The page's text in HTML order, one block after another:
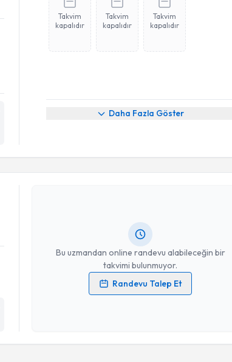
Takvim
kapalıdır
Takvim
kapalıdır
Takvim
kapalıdır
Daha Fazla Göster
Bu uzmandan online randevu alabileceğin bir
takvimi bulunmuyor.
Randevu Talep Et
Randevu Takvimi Talebi
Aile Danışmanı Nihansu Serter
Kişisel verilerimin işlenmesine ilişkinAydınlatma Metni